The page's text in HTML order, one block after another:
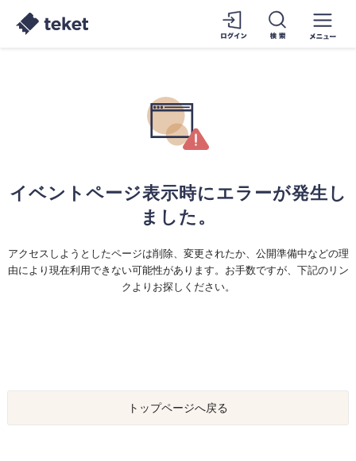
イベントページ表示時にエラーが発生し
ました。
アクセスしようとしたページは削除、変更されたか、公開準備中などの理
由により現在利用できない可能性があります。お手数ですが、下記のリン
クよりお探しください。
トップページへ戻る